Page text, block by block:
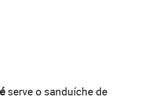
serve o sanduíche de